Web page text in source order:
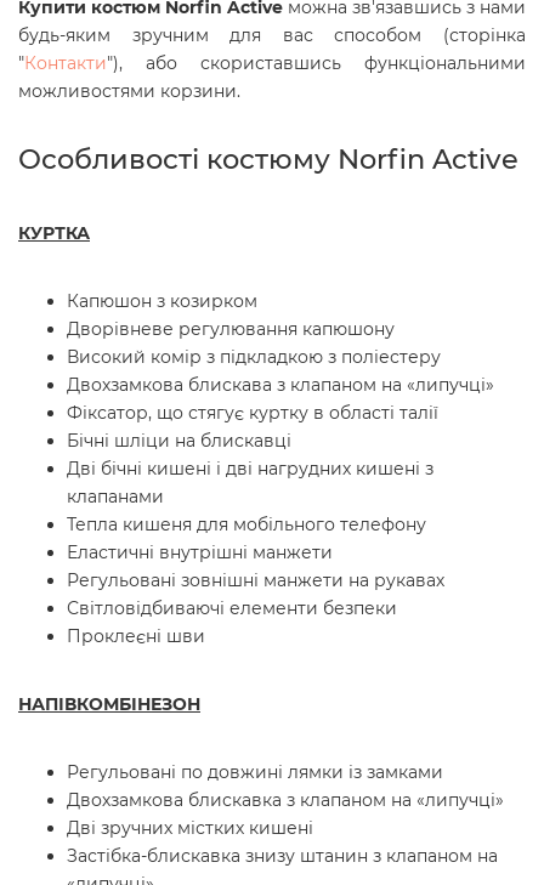
Купити костюм Norfin Active можна зв'язавшись з нами
будь-яким зручним для вас способом (сторінка
"Контакти"), або скориставшись функціональними
можливостями корзини.
Особливості костюму Norfin Active
КУРТКА
Капюшон з козирком
Дворівневе регулювання капюшону
Високий комір з підкладкою з поліестеру
Двохзамкова блискава з клапаном на «липучці»
Фіксатор, що стягує куртку в області талії
Бічні шліци на блискавці
Дві бічні кишені і дві нагрудних кишені з
клапанами
Тепла кишеня для мобільного телефону
Еластичні внутрішні манжети
Регульовані зовнішні манжети на рукавах
Світловідбиваючі елементи безпеки
Проклеєні шви
НАПІВКОМБІНЕЗОН
Регульовані по довжині лямки із замками
Двохзамкова блискавка з клапаном на «липучці»
Дві зручних містких кишені
Застібка-блискавка знизу штанин з клапаном на